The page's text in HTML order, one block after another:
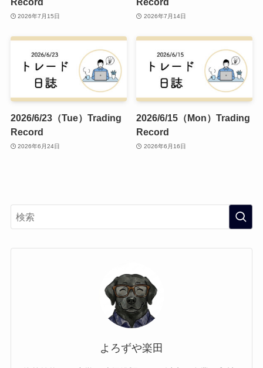
2026年7月15日 2026年7月14日
2026/6/23（Tue）Trading
Record
2026年6月24日
2026/6/15（Mon）Trading
Record
2026年6月16日
よろずや楽田